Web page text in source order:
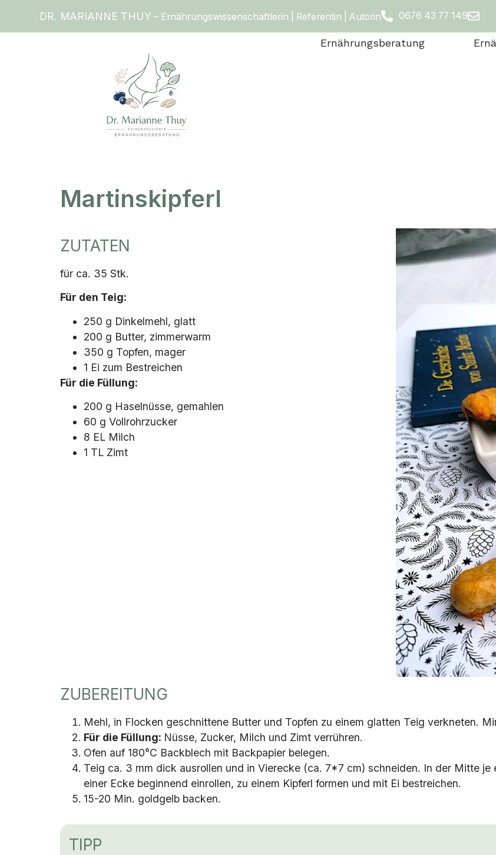
DR. MARIANNE THUY – Ernährungswissenschaftlerin | Referentin | Autorin 0676 43 77 149
Ernährungsberatung
Martinskipferl
ZUTATEN
für ca. 35 Stk.
Für den Teig:
250 g Dinkelmehl, glatt
200 g Butter, zimmerwarm
350 g Topfen, mager
1 Ei zum Bestreichen
Für die Füllung:
200 g Haselnüsse, gemahlen
60 g Vollrohrzucker
8 EL Milch
1 TL Zimt
ZUBEREITUNG
Mehl, in Flocken geschnittene Butter und Topfen zu einem glatten Teig verkneten.
Für die Füllung: Nüsse, Zucker, Milch und Zimt verrühren.
Ofen auf 180°C Backblech mit Backpapier belegen.
Teig ca. 3 mm dick ausrollen und in Vierecke (ca. 7*7 cm) schneiden. In der Mitte
einer Ecke beginnend einrollen, zu einem Kipferl formen und mit Ei bestreichen.
15-20 Min. goldgelb backen.
TIPP